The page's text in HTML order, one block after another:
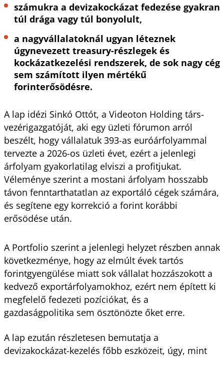
számukra a devizakockázat fedezése gyakran
túl drága vagy túl bonyolult,
a nagyvállalatoknál ugyan léteznek
úgynevezett treasury-részlegek és
kockázatkezelési rendszerek, de sok nagy cég
sem számított ilyen mértékű
forinterősödésre.
A lap idézi Sinkó Ottót, a Videoton Holding társ-
vezérigazgatóját, aki egy üzleti fórumon arról
beszélt, hogy vállalatuk 393-as euróárfolyammal
tervezte a 2026-os üzleti évet, ezért a jelenlegi
árfolyam gyakorlatilag elviszi a profitjukat.
Véleménye szerint a mostani árfolyam hosszabb
távon fenntarthatatlan az exportáló cégek számára,
és segítene egy korrekció a forint korábbi
erősödése után.
A Portfolio szerint a jelenlegi helyzet részben annak
következménye, hogy az elmúlt évek tartós
forintgyengülése miatt sok vállalat hozzászokott a
kedvező exportárfolyamokhoz, ezért nem épített ki
megfelelő fedezeti pozíciókat, és a
gazdaságpolitika sem ösztönözte őket erre.
A lap ezután részletesen bemutatja a
devizakockázat-kezelés főbb eszközeit, úgy, mint